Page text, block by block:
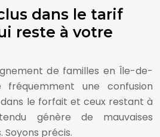
dans le tarif
reste à votre
de familles en Île-de-
fréquemment une confusion
le forfait et ceux restant à
génère de mauvaises
Soyons précis.